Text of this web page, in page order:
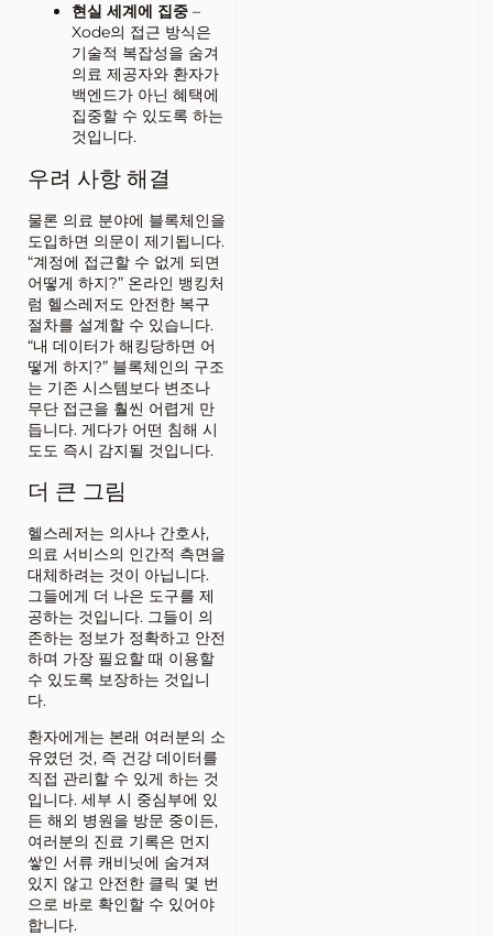
현실 세계에 집중 –
Xode의 접근 방식은
기술적 복잡성을 숨겨
의료 제공자와 환자가
백엔드가 아닌 혜택에
집중할 수 있도록 하는
것입니다.
우려 사항 해결
물론 의료 분야에 블록체인을
도입하면 의문이 제기됩니다.
“계정에 접근할 수 없게 되면
어떻게 하지?” 온라인 뱅킹처
럼 헬스레저도 안전한 복구
절차를 설계할 수 있습니다.
“내 데이터가 해킹당하면 어
떻게 하지?” 블록체인의 구조
는 기존 시스템보다 변조나
무단 접근을 훨씬 어렵게 만
듭니다. 게다가 어떤 침해 시
도도 즉시 감지될 것입니다.
더 큰 그림
헬스레저는 의사나 간호사,
의료 서비스의 인간적 측면을
대체하려는 것이 아닙니다.
그들에게 더 나은 도구를 제
공하는 것입니다. 그들이 의
존하는 정보가 정확하고 안전
하며 가장 필요할 때 이용할
수 있도록 보장하는 것입니
다.
환자에게는 본래 여러분의 소
유였던 것, 즉 건강 데이터를
직접 관리할 수 있게 하는 것
입니다. 세부 시 중심부에 있
든 해외 병원을 방문 중이든,
여러분의 진료 기록은 먼지
쌓인 서류 캐비닛에 숨겨져
있지 않고 안전한 클릭 몇 번
으로 바로 확인할 수 있어야
합니다.